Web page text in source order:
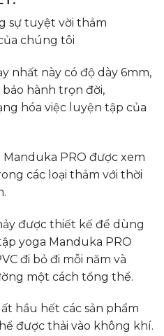
sự tuyệt vời thảm
chúng tôi
nhất này có độ dày 6mm,
bảo hành trọn đời,
hóa việc luyện tập của
PRO được xem
các loại thảm với thời
được thiết kế để dùng
yoga Manduka PRO
đi bỏ đi mỗi năm và
một cách tổng thể.
hầu hết các sản phẩm
được thải vào không khí.